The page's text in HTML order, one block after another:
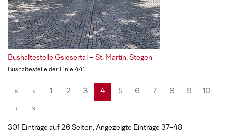
Bushaltestelle Gsiesertal – St. Martin, Stegen
Bushaltestelle der Linie 441
« ‹ 1 2 3 4 5 6 7 8 9 10
› »
301 Einträge auf 26 Seiten, Angezeigte Einträge 37-48